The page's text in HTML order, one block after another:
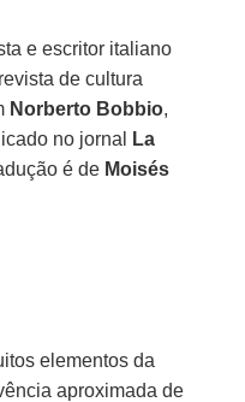
e escritor italiano
de cultura
Norberto Bobbio,
no jornal
La
é de Moisés
elementos da
aproximada de